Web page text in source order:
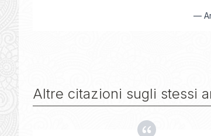
—
Altre citazioni sugli stessi